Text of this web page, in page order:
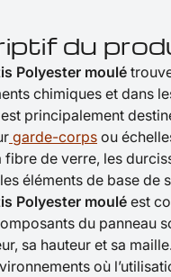
du
Polyester moulé
chimiques et dans
principalement
garde-corps ou
fibre de verre, les
éléments de base de
Polyester moulé est
du panneau
sa hauteur et sa
où